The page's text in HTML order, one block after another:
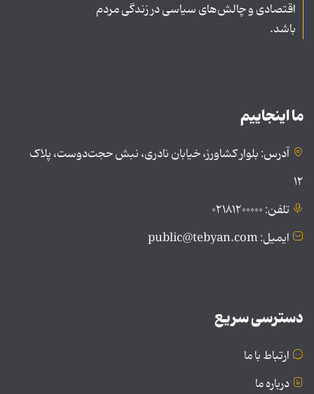
اقتصادی و چالش‌های سیاسی در زندگی مردم
باشد.
ما اینجاییم
آدرس: بلوار کشاورز، خیابان نادری، نبش حجت‌دوست، پلاک
۱۲
تلفن: ۰۲۱۸۱۲۰۰۰۰۰
ایمیل: public@tebyan.com
دسترسی سریع
ارتباط با ما
درباره ما